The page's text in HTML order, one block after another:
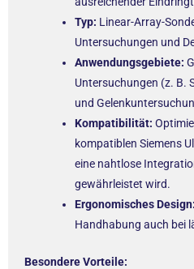
Typ: Linear-Array-
Untersuchungen und
Anwendungsgebiete:
Untersuchungen (z. B.
und
Kompatibilität:
kompatiblen Siemens
eine nahtlose
gewährleistet wird.
Ergonomisches Design:
Handhabung auch bei
Besondere Vorteile: